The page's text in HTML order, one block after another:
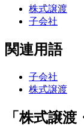
株式譲渡
子会社
関連用語
子会社
株式譲渡
「株式譲